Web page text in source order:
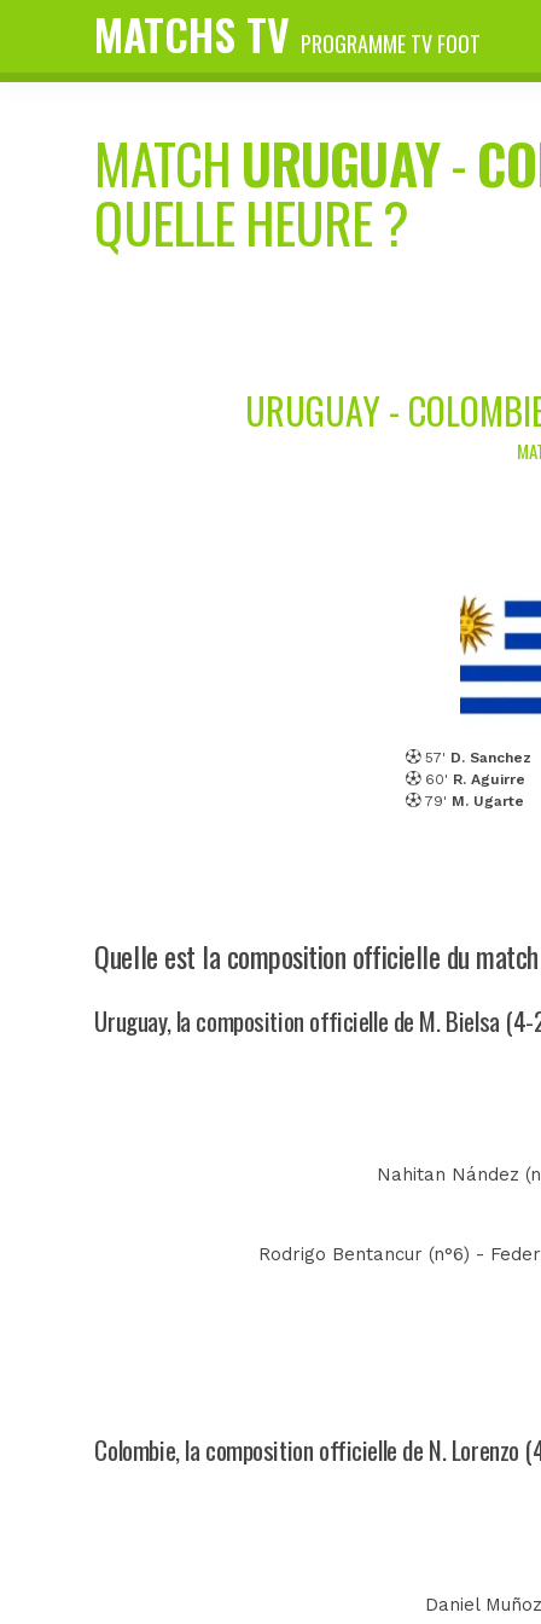
MATCHS TV PROGRAMME TV FOOT
MATCHURUGUAY-
QUELLE HEURE ?
URUGUAY -
57' D. Sanchez
60' R. Aguirre
79' M. Ugarte
Quelle est la composition officielle du
Uruguay, la composition officielle de M. Bielsa
Nahitan Nández
Rodrigo Bentancur (n°6) -
Colombie, la composition officielle de N. Lorenzo
Daniel